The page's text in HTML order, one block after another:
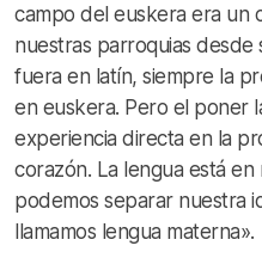
campo del euskera era un
nuestras parroquias desde
fuera en latín, siempre la
en euskera. Pero el poner
experiencia directa en la
corazón. La lengua está
podemos separar nuestra
llamamos lengua materna».